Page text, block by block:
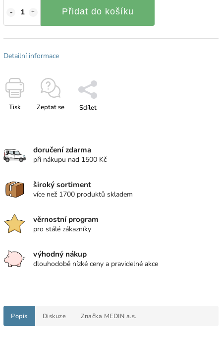
Přidat do košíku
Detailní informace
Tisk Zeptat se Sdílet
doručení zdarma
při nákupu nad 1500 Kč
široký sortiment
více než 1700 produktů skladem
věrnostní program
pro stálé zákazníky
výhodný nákup
dlouhodobě nízké ceny a pravidelné akce
Popis Diskuze Značka MEDIN a.s.